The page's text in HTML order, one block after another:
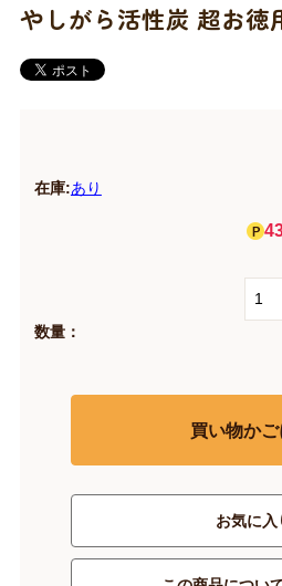
やしがら活性炭 超お徳
在庫:あり
数量：
買い物か
お気に入